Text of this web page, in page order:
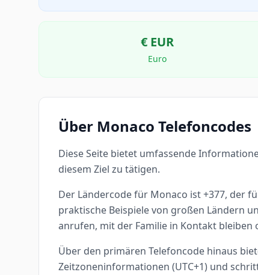
€ EUR
Euro
Über Monaco Telefoncodes
Diese Seite bietet umfassende
diesem Ziel zu tätigen.
Der Ländercode für Monaco ist +377, der
praktische Beispiele von großen Ländern
anrufen, mit der Familie in Kontakt
Über den primären Telefoncode hinaus
Zeitzoneninformationen (UTC+1) und